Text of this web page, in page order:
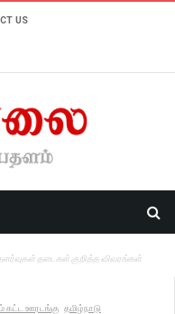
US
தளர்வுகள் தடைகள் குறித்த விவரங்கள்
கட்ட ஊரடங்கு தமிழ்நாடு